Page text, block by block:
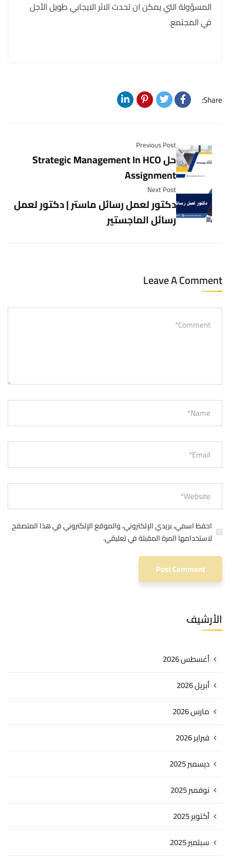
المسؤولة التي يمكن ان تحدث الاثر الايجابي طويل الأجل
في المجتمع.
Share:
Previous Post
حل Strategic Management In HCO
Assignment
Next Post
دكتور لعمل رسائل ماستر | دكتور لعمل
رسائل الماجستير
Leave A Comment
احفظ اسمي، بريدي الإلكتروني، والموقع الإلكتروني في هذا المتصفح
لاستخدامها المرة المقبلة في تعليقي.
الأرشيف
أغسطس 2026
أبريل 2026
مارس 2026
فبراير 2026
ديسمبر 2025
نوفمبر 2025
أكتوبر 2025
سبتمبر 2025